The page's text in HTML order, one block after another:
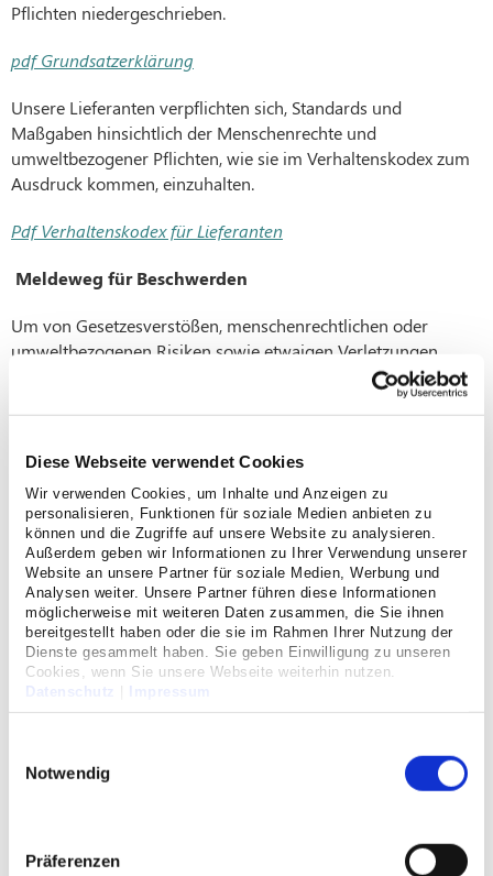
Diese Webseite verwendet Cookies
Wir verwenden Cookies, um Inhalte und Anzeigen zu
personalisieren, Funktionen für soziale Medien anbieten zu
können und die Zugriffe auf unsere Website zu analysieren.
Außerdem geben wir Informationen zu Ihrer Verwendung unserer
Website an unsere Partner für soziale Medien, Werbung und
Analysen weiter. Unsere Partner führen diese Informationen
möglicherweise mit weiteren Daten zusammen, die Sie ihnen
bereitgestellt haben oder die sie im Rahmen Ihrer Nutzung der
Dienste gesammelt haben. Sie geben Einwilligung zu unseren
Cookies, wenn Sie unsere Webseite weiterhin nutzen.
Datenschutz
Impressum
Notwendig
Präferenzen
Pflichten niedergeschrieben.
pdf Grundsatzerklärung
Unsere Lieferanten verpflichten sich, Standards und
Maßgaben hinsichtlich der Menschenrechte und
umweltbezogener Pflichten, wie sie im Verhaltenskodex zum
Ausdruck kommen, einzuhalten.
Pdf Verhaltenskodex für Lieferanten
Meldeweg für Beschwerden
Um von Gesetzesverstößen, menschenrechtlichen oder
umweltbezogenen Risiken sowie etwaigen Verletzungen
menschenrechts- oder umweltbezogener Pflichten im
Zusammenhang mit dem wirtschaftlichen Handeln unseres
und diesen entgegenwirken zu können wurde eine
Über das eingerichtete Meldeverfahren haben sämtliche
Interessengruppen die Möglichkeit auf potenzielle Rechts-
oder Regelverstöße hinzuweisen. Alle Beschwerden werden
vertraulich behandelt und können ohne Namensnennung
abgegeben werden. Die in ihnen enthaltenen Informationen
über Personen und Sachverhalte sind intern nur
Mitarbeitenden zugänglich, die sie für die Bearbeitung des
hatte, dass die von ihm gemeldeten Informationen der
Wahrheit entsprechen, muss Nachteile fürchten.
Beschwerde Management von